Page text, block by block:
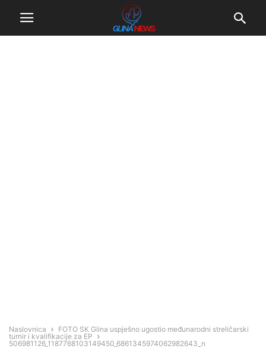
Naslovnica
FOTO SK Glina uspješno ugostio međunarodni streličarski
turnir i kvalifikacije za EP
506981126_1187768103149450_6861345974062982643_n